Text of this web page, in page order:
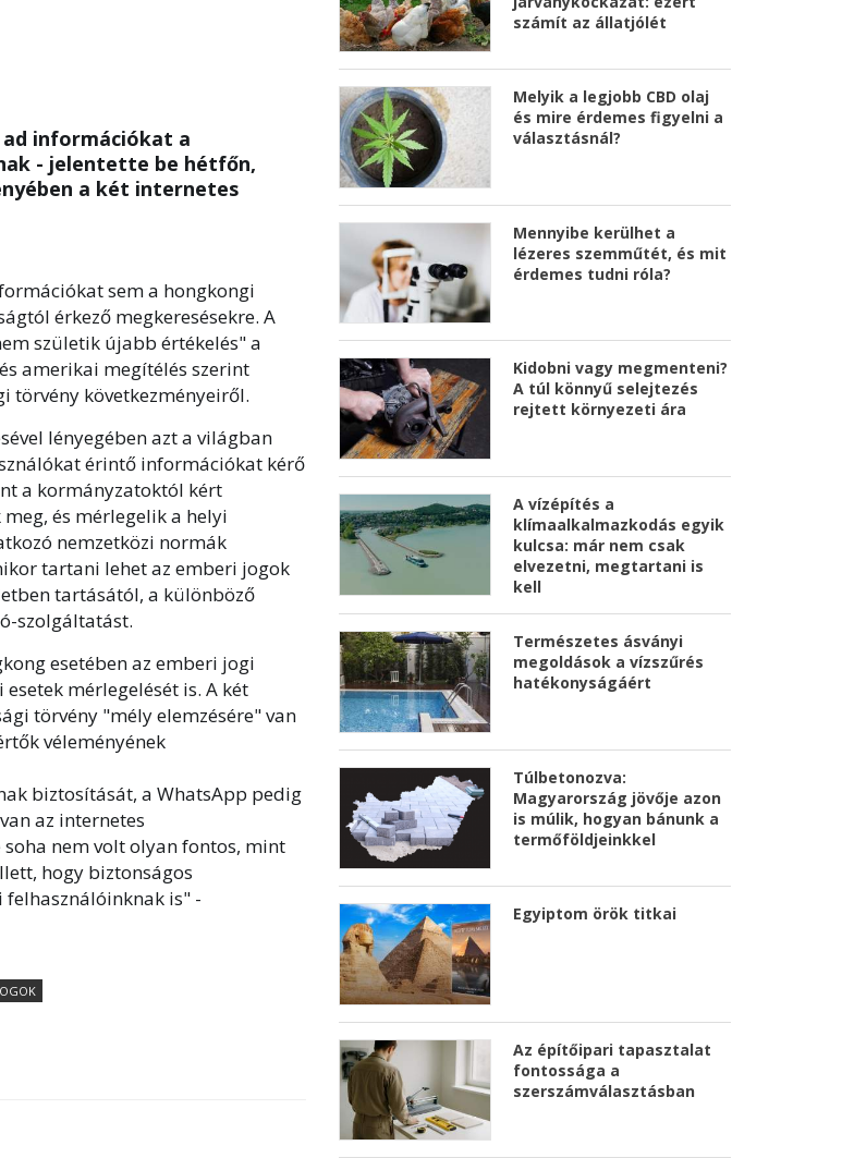
ad információkat a
- jelentette be hétfőn,
a két internetes
sem a hongkongi
érkező megkeresésekre. A
születik újabb értékelés" a
amerikai megítélés szerint
törvény következményeiről.
lényegében azt a világban
érintő információkat kérő
a kormányzatoktól kért
és mérlegelik a helyi
nemzetközi normák
tartani lehet az emberi jogok
tartásától, a különböző
szolgáltatást.
esetében az emberi jogi
mérlegelését is. A két
törvény "mély elemzésére" van
véleményének
biztosítását, a WhatsApp pedig
az internetes
nem volt olyan fontos, mint
hogy biztonságos
is" -
számít az állatjólét
Melyik a legjobb CBD olaj
és mire érdemes figyelni a
választásnál?
Mennyibe kerülhet a
lézeres szemműtét, és mit
érdemes tudni róla?
Kidobni vagy megmenteni?
A túl könnyű selejtezés
rejtett környezeti ára
A vízépítés a
klímaalkalmazkodás egyik
kulcsa: már nem csak
elvezetni, megtartani is
kell
Természetes ásványi
megoldások a vízszűrés
hatékonyságáért
Túlbetonozva:
Magyarország jövője azon
is múlik, hogyan bánunk a
termőföldjeinkkel
Egyiptom örök titkai
Az építőipari tapasztalat
fontossága a
szerszámválasztásban